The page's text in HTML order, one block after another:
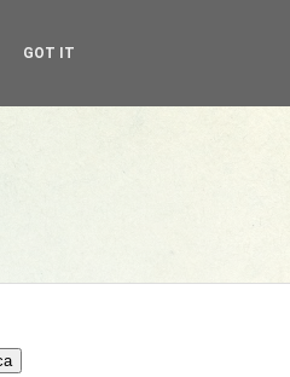
GOT IT